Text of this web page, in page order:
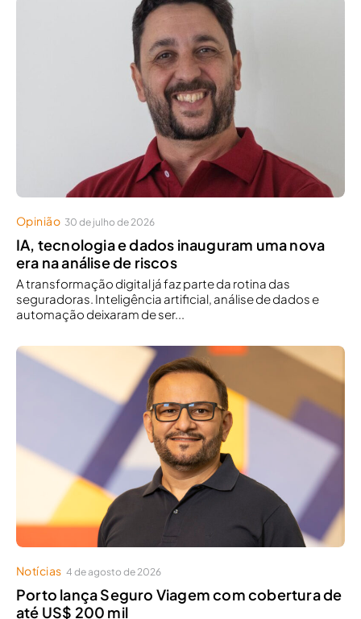
Opinião 30 de julho de 2026
IA, tecnologia e dados inauguram uma nova
era na análise de riscos
A transformação digital já faz parte da rotina das
seguradoras. Inteligência artificial, análise de dados e
automação deixaram de ser...
Notícias 4 de agosto de 2026
Porto lança Seguro Viagem com cobertura de
até US$ 200 mil